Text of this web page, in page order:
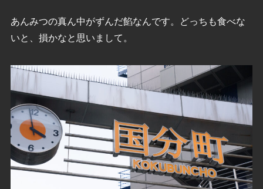
あんみつの真ん中がずんだ餡なんです。どっちも食べな
いと、損かなと思いまして。